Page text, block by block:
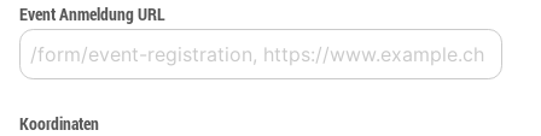
Event Anmeldung URL
Koordinaten